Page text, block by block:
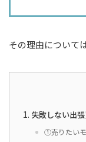
その理由について
失敗しない出
①売りたい